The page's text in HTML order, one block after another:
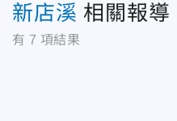
新店溪 相關報導
有 7 項結果